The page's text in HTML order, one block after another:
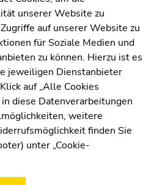
unserer Website zu
auf unserer Website zu
für Soziale Medien und
zu können. Hierzu ist es
jeweiligen Dienstanbieter
auf „Alle Cookies
diese Datenverarbeitungen
weitere
finden Sie
unter „Cookie-